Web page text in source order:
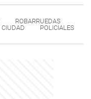
ROBARRUEDAS
CIUDAD POLICIALES